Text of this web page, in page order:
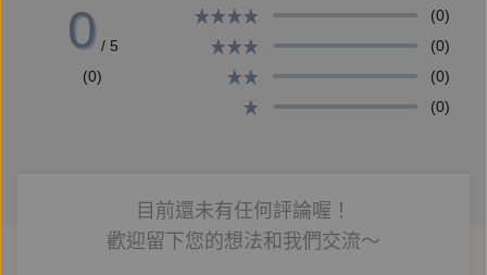
【製作組】
對軌 詩雅、Ben、宇珊、金妮、冠傑、YS、yolo
後製 憶裳思思、兔子慢半拍
0 / 5
(0)
(0)
(0)
(0)
(0)
目前還未有任何評論喔！
歡迎留下您的想法和我們交流～